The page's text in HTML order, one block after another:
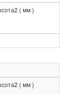
( мм )
( мм )